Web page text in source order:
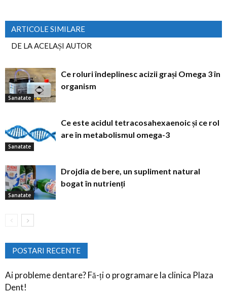
ARTICOLE SIMILARE
DE LA ACELAȘI AUTOR
Sanatate
Ce roluri îndeplinesc acizii grași Omega 3 în
organism
Sanatate
Ce este acidul tetracosahexaenoic și ce rol
are în metabolismul omega-3
Sanatate
Drojdia de bere, un supliment natural
bogat în nutrienți
POSTARI RECENTE
Ai probleme dentare? Fă-ți o programare la clinica Plaza
Dent!